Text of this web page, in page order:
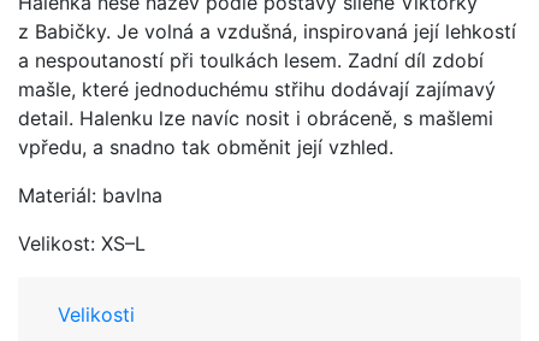
z Babičky. Je volná a vzdušná, inspirovaná její lehkostí
a nespoutaností při toulkách lesem. Zadní díl zdobí
mašle, které jednoduchému střihu dodávají zajímavý
detail. Halenku lze navíc nosit i obráceně, s mašlemi
vpředu, a snadno tak obměnit její vzhled.
Materiál: bavlna
Velikost: XS–L
Velikosti